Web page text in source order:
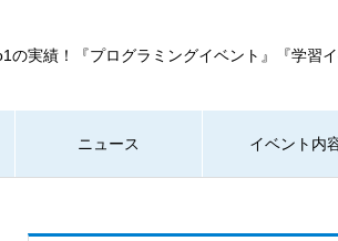
の実績！『プログラミングイベント』『学習
ニュース イベント内